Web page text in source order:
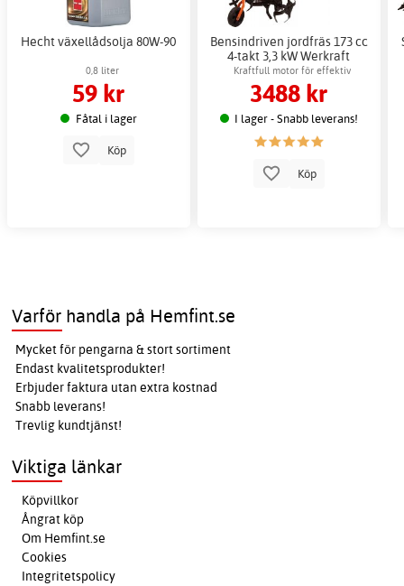
Hecht växellådsolja 80W-90
0,8 liter
59 kr
Fåtal i lager
Köp
Bensindriven jordfräs 173 cc
4-takt 3,3 kW Werkraft
Kraftfull motor för effektiv
jordbearbetning
3488 kr
I lager - Snabb leverans!
Köp
Varför handla på Hemfint.se
Mycket för pengarna & stort sortiment
Endast kvalitetsprodukter!
Erbjuder faktura utan extra kostnad
Snabb leverans!
Trevlig kundtjänst!
Viktiga länkar
Köpvillkor
Ångrat köp
Om Hemfint.se
Cookies
Integritetspolicy